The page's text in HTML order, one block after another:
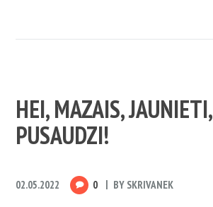
HEI, MAZAIS, JAUNIETI,
PUSAUDZI!
02.05.2022 0 BY SKRIVANEK